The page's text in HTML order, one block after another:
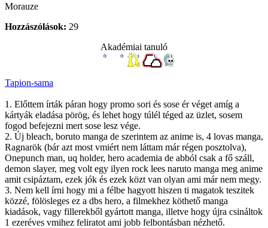
Morauze
Hozzászólások: 29
Akadémiai tanuló
Tapion-sama
1. Előttem írták páran hogy promo sori és sose ér véget amíg a
kártyák eladása pörög, és lehet hogy túlél téged az üzlet, sosem
fogod befejezni mert sose lesz vége.
2. Új bleach, boruto manga de szerintem az anime is, 4 lovas manga,
Ragnarök (bár azt most vmiért nem láttam már régen posztolva),
Onepunch man, uq holder, hero academia de abból csak a fő száll,
demon slayer, meg volt egy ilyen rock lees naruto manga meg anime
amit csipáztam, ezek jók és ezek közt van olyan ami már nem megy.
3. Nem kell írni hogy mi a félbe hagyott hiszen ti magatok teszitek
közzé, fölösleges ez a dbs hero, a filmekhez köthető manga
kiadások, vagy fillerekből gyártott manga, illetve hogy újra csináltok
1 ezeréves vmihez feliratot ami jobb felbontásban nézhető.